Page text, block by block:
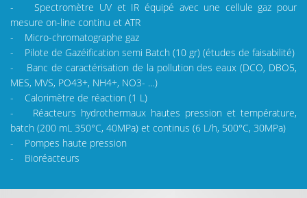
- Spectromètre UV et IR équipé avec une cellule gaz pour
mesure on-line continu et ATR
- Micro-chromatographe gaz
- Pilote de Gazéification semi Batch (10 gr) (études de faisabilité)
- Banc de caractérisation de la pollution des eaux (DCO, DBO5,
MES, MVS, PO43+, NH4+, NO3- …)
- Calorimètre de réaction (1 L)
- Réacteurs hydrothermaux hautes pression et température,
batch (200 mL 350°C, 40MPa) et continus (6 L/h, 500°C, 30MPa)
- Pompes haute pression
- Bioréacteurs